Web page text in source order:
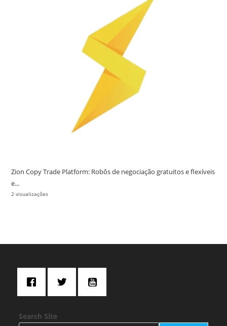
Zion Copy Trade Platform: Robôs de negociação gratuitos e flexíveis
e...
2 visualizações
Search Site